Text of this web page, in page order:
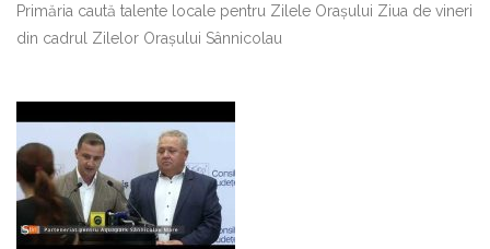
Primăria caută talente locale pentru Zilele Orașului Ziua de vineri
din cadrul Zilelor Orașului Sânnicolau